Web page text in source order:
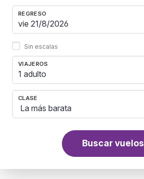
REGRESO
Sin escalas
VIAJEROS
1 adulto
CLASE
Buscar vuelos